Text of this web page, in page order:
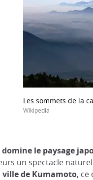
Les sommets de la
Wikipedia
domine le paysage
un spectacle
de Kumamoto, ce